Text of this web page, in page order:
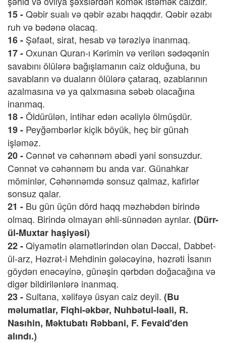
15 -Qəbir sualı və qəbir əzabı haqqdır. Qəbir əzabı
ruh və bədənə olacaq.
16 - Şəfaət, sirat, hesab və tərəziyə inanmaq.
17 -Oxunan Quran-ı Kərimin və verilən sədəqənin
savabını ölülərə bağışlamanın caiz olduğuna, bu
savabların və duaların ölülərə çataraq, əzablarının
azalmasına və ya qalxmasına səbəb olacağına
inanmaq.
18 -Öldürülən, intihar edən əcəliylə ölmüşdür.
19 - Peyğəmbərlər kiçik böyük, heç bir günah
işləməz.
20 - Cənnət və cəhənnəm əbədi yəni sonsuzdur.
Cənnət və cəhənnəm bu anda var. Günahkar
möminlər, Cəhənnəmdə sonsuz qalmaz, kafirlər
sonsuz qalar.
21 - Bu gün üçün dörd haqq məzhəbdən birində
olmaq. Birində olmayan əhli-sünnədən ayrılar. (Dürr-
ül-Muxtar haşiyəsi)
22 -Qiyamətin əlamətlərindən olan Dəccal, Dabbet-
ül-arz, Həzrət-i Mehdinin gələcəyinə, həzrəti İsanın
göydən enəcəyinə, günəşin qərbdən doğacağına və
digər bildirilənlərə inanmaq.
23 - Sultana, xəlifəyə üsyan caiz deyil. (Bu
məlumatlar, Fiqhi-əkbər, Nuhbətul-ləali, R.
Nasıhin, Məktubatı Rəbbani, F. Fevaid'den
alındı.)